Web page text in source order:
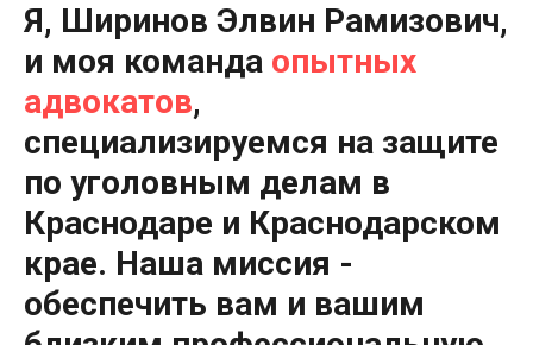
Я, Ширинов Элвин Рамизович,
и моя команда опытных
адвокатов,
специализируемся на защите
по уголовным делам в
Краснодаре и Краснодарском
крае. Наша миссия -
обеспечить вам и вашим